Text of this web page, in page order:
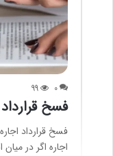
0
99
فسخ
فسخ قرارداد
اجاره اگر در